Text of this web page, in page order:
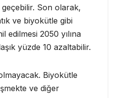
Son olarak,
ve biyokütle gibi
edilmesi 2050 yılına
yüzde 10 azaltabilir.
Biyokütle
ve diğer